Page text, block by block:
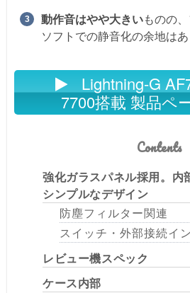
動作音はやや大きいものの
ソフトでの静音化の余地はあ
Lightning-G
7700搭載 製品ペ
Contents
強化ガラスパネル採用。内
シンプルなデザイン
防塵フィルター関連
スイッチ・外部接続イ
レビュー機スペック
ケース内部